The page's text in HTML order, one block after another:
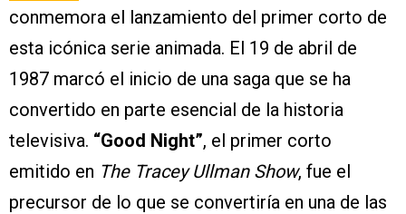
conmemora el lanzamiento del primer corto de
esta icónica serie animada. El 19 de abril de
1987 marcó el inicio de una saga que se ha
convertido en parte esencial de la historia
televisiva. “Good Night”, el primer corto
emitido en The Tracey Ullman Show, fue el
precursor de lo que se convertiría en una de las